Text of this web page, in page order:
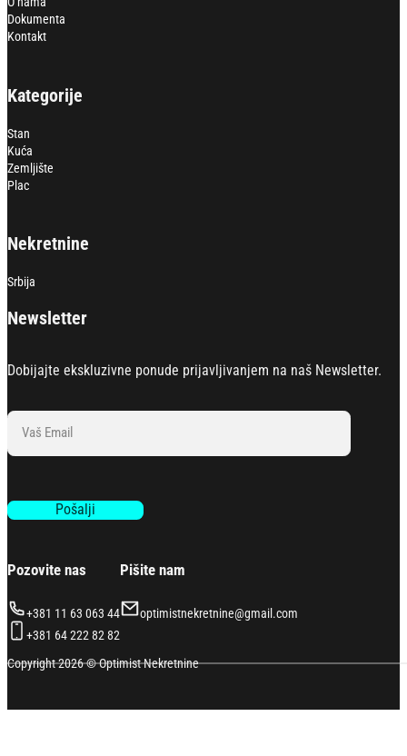
Dokumenta
Kontakt
Kategorije
Stan
Kuća
Zemljište
Plac
Nekretnine
Srbija
Newsletter
Dobijajte ekskluzivne ponude prijavljivanjem na naš Newsletter.
Section
Pošalji
Pozovite nas
+381 11 63 063 44
+381 64 222 82 82
Pišite nam
optimistnekretnine@gmail.com
Copyright 2026 © Optimist Nekretnine